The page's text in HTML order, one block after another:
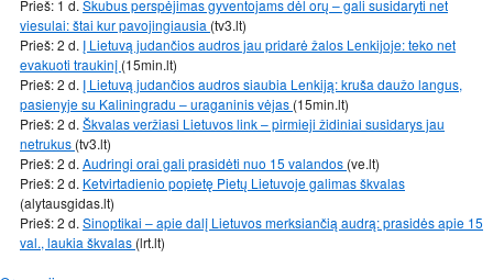
Prieš: 1 d. Skubus perspėjimas gyventojams dėl orų – gali susidaryti net
viesulai: štai kur pavojingiausia (tv3.lt)
Prieš: 2 d. Į Lietuvą judančios audros jau pridarė žalos Lenkijoje: teko net
evakuoti traukinį (15min.lt)
Prieš: 2 d. Į Lietuvą judančios audros siaubia Lenkiją: kruša daužo langus,
pasienyje su Kaliningradu – uraganinis vėjas (15min.lt)
Prieš: 2 d. Škvalas veržiasi Lietuvos link – pirmieji židiniai susidarys jau
netrukus (tv3.lt)
Prieš: 2 d. Audringi orai gali prasidėti nuo 15 valandos (ve.lt)
Prieš: 2 d. Ketvirtadienio popietę Pietų Lietuvoje galimas škvalas
(alytausgidas.lt)
Prieš: 2 d. Sinoptikai – apie dalį Lietuvos merksiančią audrą: prasidės apie 15
val., laukia škvalas (lrt.lt)